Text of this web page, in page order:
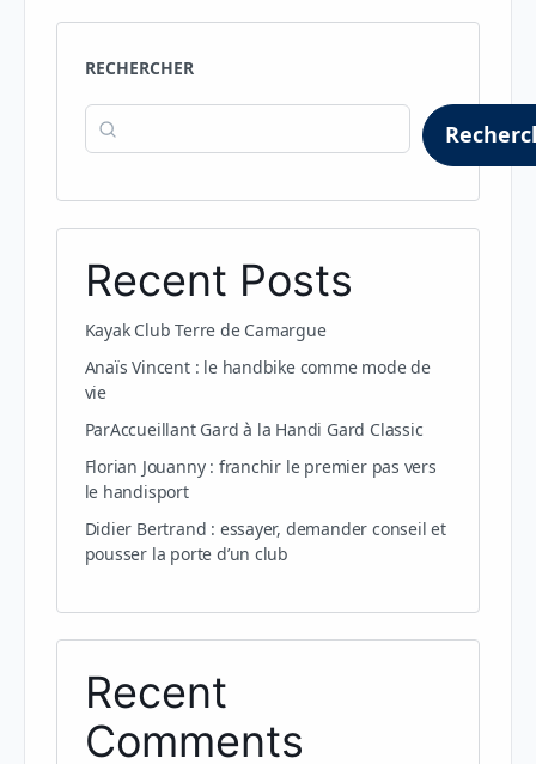
RECHERCHER
Recent Posts
Kayak Club Terre de Camargue
Anaïs Vincent : le handbike comme mode de
vie
ParAccueillant Gard à la Handi Gard Classic
Florian Jouanny : franchir le premier pas vers
le handisport
Didier Bertrand : essayer, demander conseil et
pousser la porte d’un club
Recent
Comments